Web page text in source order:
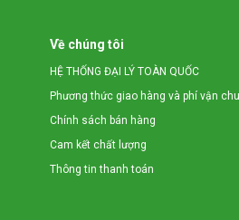
Về chúng tôi
HỆ THỐNG ĐẠI LÝ TOÀN QUỐC
Phương thức giao hàng và phí vận
Chính sách bán hàng
Cam kết chất lượng
Thông tin thanh toán